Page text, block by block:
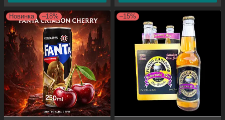
Новинка –18% –15%